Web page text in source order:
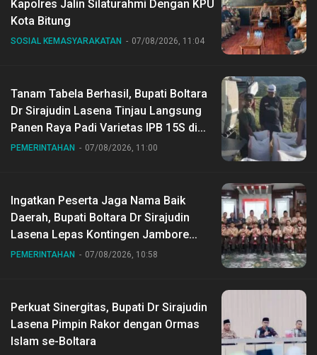
Kapolres Jalin Silaturahmi Dengan KPU
Kota Bitung
SOSIAL KEMASYARAKATAN 07/08/2026, 11:04
Tanam Tabela Berhasil, Bupati Boltara
Dr Sirajudin Lasena Tinjau Langsung
Panen Raya Padi Varietas IPB 15S di
Desa Gihang
PEMERINTAHAN 07/08/2026, 11:00
Ingatkan Peserta Jaga Nama Baik
Daerah, Bupati Boltara Dr Sirajudin
Lasena Lepas Kontingen Jambore
Nasional ke XII di Buperta Cibubur
PEMERINTAHAN 07/08/2026, 10:58
Perkuat Sinergitas, Bupati Dr Sirajudin
Lasena Pimpin Rakor dengan Ormas
Islam se-Boltara